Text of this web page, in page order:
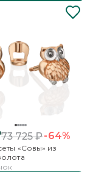
73 725₽-64%
«Совы» из